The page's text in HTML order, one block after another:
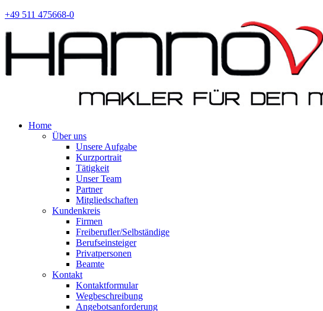
+49 511 475668-0
Home
Über uns
Unsere Aufgabe
Kurzportrait
Tätigkeit
Unser Team
Partner
Mitgliedschaften
Kundenkreis
Firmen
Freiberufler/Selbständige
Berufseinsteiger
Privatpersonen
Beamte
Kontakt
Kontaktformular
Wegbeschreibung
Angebotsanforderung